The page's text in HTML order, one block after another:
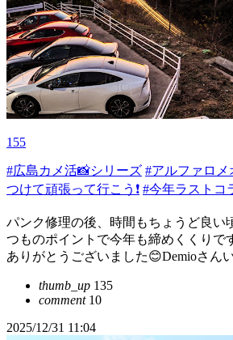
155
#広島カメ活📸シリーズ #アルファロメ
つけて頑張って行こう❗️ #今年ラストコ
パンク修理の後、時間もちょうど良い
つものポイントで今年も締めくくりで
ありがとうございました😊Demioさん
thumb_up 135
comment10
2025/12/31 11:04